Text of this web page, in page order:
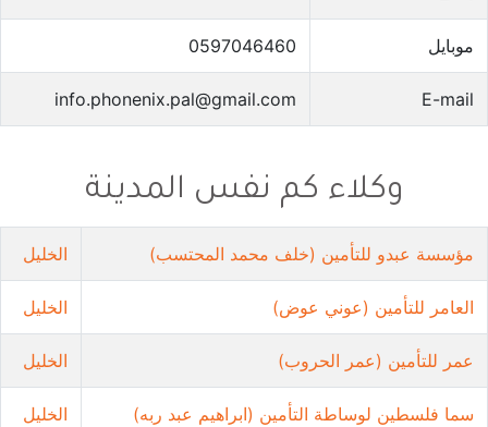
موبايل 0597046460
E-mail
info.phonenix.pal@gmail.com
وكلاء كم نفس المدينة
مؤسسة عبدو للتأمين (خلف محمد المحتسب) الخليل
العامر للتأمين (عوني عوض) الخليل
عمر للتأمين (عمر الحروب) الخليل
سما فلسطين لوساطة التأمين (ابراهيم عبد ربه) الخليل